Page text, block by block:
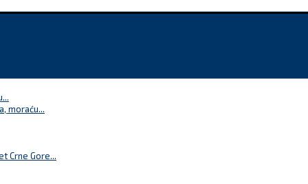
moraću...
Crne Gore...